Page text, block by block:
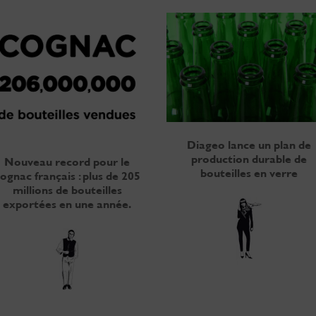
Nouveau record pour le
français : plus de 205
millions de bouteilles
exportées en une année.
Diageo lance un plan de
production durable de
bouteilles en verre